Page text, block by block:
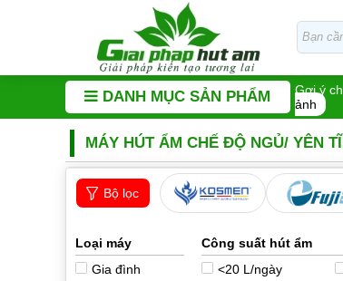
DANH MỤC SẢN PHẨM Gợi ý
ảnh
MÁY HÚT ẨM CHẾ ĐỘ NGỦ/ YÊN
Bộ lọc
Loại máy
Gia đình
Công suất hút ẩm
<20 L/ngày